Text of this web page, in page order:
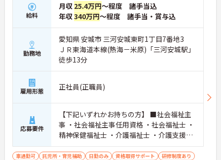
給料
月収 25.4万円～程度 諸手当込
年収340万円～程度 諸手当・賞与込
勤務地
愛知県 安城市 三河安城東町1丁目7番地3
ＪＲ東海道本線(熱海－米原)「三河安城駅」
徒歩13分
雇用形態 正社員(正職員)
応募要件
【下記いずれかお持ちの方】 ■社会福祉主
事 ・社会福祉主事任用資格 ・社会福祉士 ・
精神保健福祉士 ・介護福祉士 ・介護支援専
門員 ・保育士 ■実務経験1年以上ある方
車通勤可 託児所・育児補助 日勤のみ 資格取得サポート
研修制度あり